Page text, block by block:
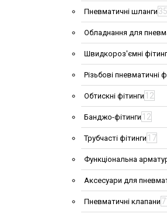
Пневматичні шланги 35
Обладнання для
Швидкороз'ємні
Різьбові пневматичні
Обтискні фітинги 12
Банджо-фітинги 12
Трубчасті фітинги 17
Функціональна
Аксесуари для
Пневматичні клапани